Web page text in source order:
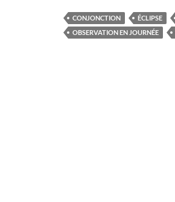
CONJONCTION ÉCLIPSE
OBSERVATION EN JOURNÉE